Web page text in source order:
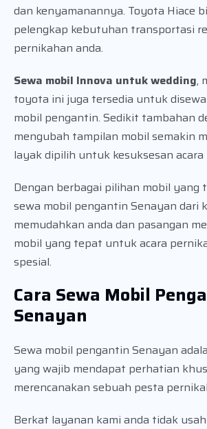
dan kenyamanannya. Toyota Hiace
pelengkap kebutuhan transportasi
pernikahan anda.
Sewa mobil Innova untuk wedding,
toyota ini juga tersedia untuk
mobil pengantin. Sedikit tambahan
mengubah tampilan mobil semakin
layak dipilih untuk kesuksesan
Dengan berbagai pilihan mobil yang
sewa mobil pengantin Senayan dari
memudahkan anda dan pasangan
mobil yang tepat untuk acara
spesial.
Cara Sewa Mobil
Senayan
Sewa mobil pengantin Senayan
yang wajib mendapat perhatian
merencanakan sebuah pesta
Berkat layanan kami anda tidak